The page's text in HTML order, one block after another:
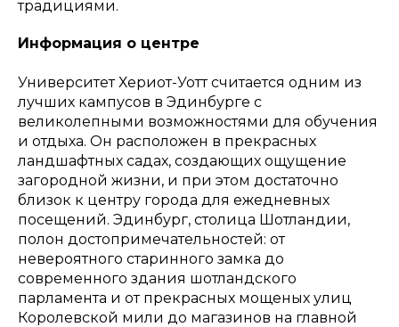
традициями.
Информация о центре
Университет Хериот-Уотт считается одним из
лучших кампусов в Эдинбурге с
великолепными возможностями для обучения
и отдыха. Он расположен в прекрасных
ландшафтных садах, создающих ощущение
загородной жизни, и при этом достаточно
близок к центру города для ежедневных
посещений. Эдинбург, столица Шотландии,
полон достопримечательностей: от
невероятного старинного замка до
современного здания шотландского
парламента и от прекрасных мощеных улиц
Королевской мили до магазинов на главной